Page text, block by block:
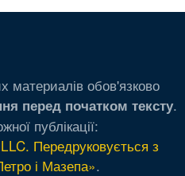
материалів обов'язково
перед початком тексту.
публікації:
Передруковується з
і Мазепа».